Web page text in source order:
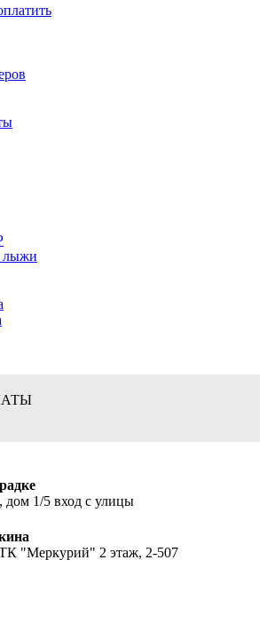
лыжи
1/5 вход с улицы
"Меркурий" 2 этаж, 2-507